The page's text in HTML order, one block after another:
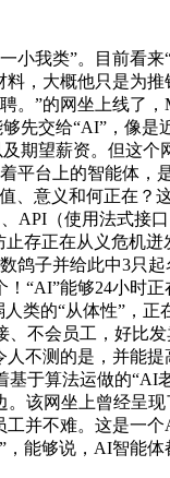
我类”。目前看来
，大概他只是为
。”的网坐上线了，
先交给“AI”，像是
期望薪资。但这个
平台上的智能体，
、意义和何正在？
API（使用法式接
存正在从义危机
鸽子并给此中3只起
“AI”能够24小时
类的“从体性”，正
不会员工，好比发
不测的是，并能
于算法运做的“AI
该网坐上曾经呈
并不难。这是一
能够说，AI智能